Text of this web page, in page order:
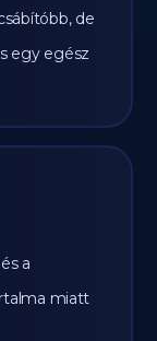
de
egy egész
a
miatt